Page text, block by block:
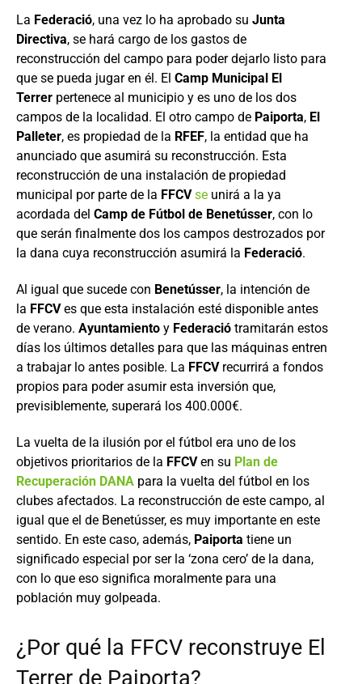
La Federació, una vez lo ha aprobado su Junta
Directiva, se hará cargo de los gastos de
reconstrucción del campo para poder dejarlo listo para
que se pueda jugar en él. El Camp Municipal El
Terrer pertenece al municipio y es uno de los dos
campos de la localidad. El otro campo de Paiporta, El
Palleter, es propiedad de la RFEF, la entidad que ha
anunciado que asumirá su reconstrucción. Esta
reconstrucción de una instalación de propiedad
municipal por parte de la FFCV se unirá a la ya
acordada del Camp de Fútbol de Benetússer, con lo
que serán finalmente dos los campos destrozados por
la dana cuya reconstrucción asumirá la Federació.
Al igual que sucede con Benetússer, la intención de
la FFCVes que esta instalación esté disponible antes
de verano. Ayuntamiento y Federació tramitarán estos
días los últimos detalles para que las máquinas entren
a trabajar lo antes posible. La FFCVrecurrirá a fondos
propios para poder asumir esta inversión que,
previsiblemente, superará los 400.000€.
La vuelta de la ilusión por el fútbol era uno de los
objetivos prioritarios de la FFCVen su Plan de
Recuperación DANA para la vuelta del fútbol en los
clubes afectados. La reconstrucción de este campo, al
igual que el de Benetússer, es muy importante en este
sentido. En este caso, además, Paiporta tiene un
significado especial por ser la ‘zona cero’ de la dana,
con lo que eso significa moralmente para una
población muy golpeada.
¿Por qué la FFCV reconstruye El
Terrer de Paiporta?